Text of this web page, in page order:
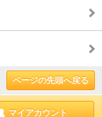
ページの先頭へ戻る
マイアカウント